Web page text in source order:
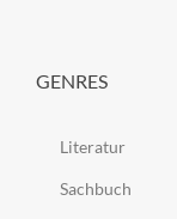
GENRES
Literatur
Sachbuch